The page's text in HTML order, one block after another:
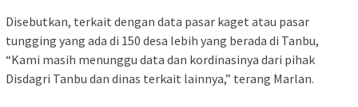
Disebutkan, terkait dengan data pasar kaget atau pasar
tungging yang ada di 150 desa lebih yang berada di Tanbu,
“Kami masih menunggu data dan kordinasinya dari pihak
Disdagri Tanbu dan dinas terkait lainnya,” terang Marlan.